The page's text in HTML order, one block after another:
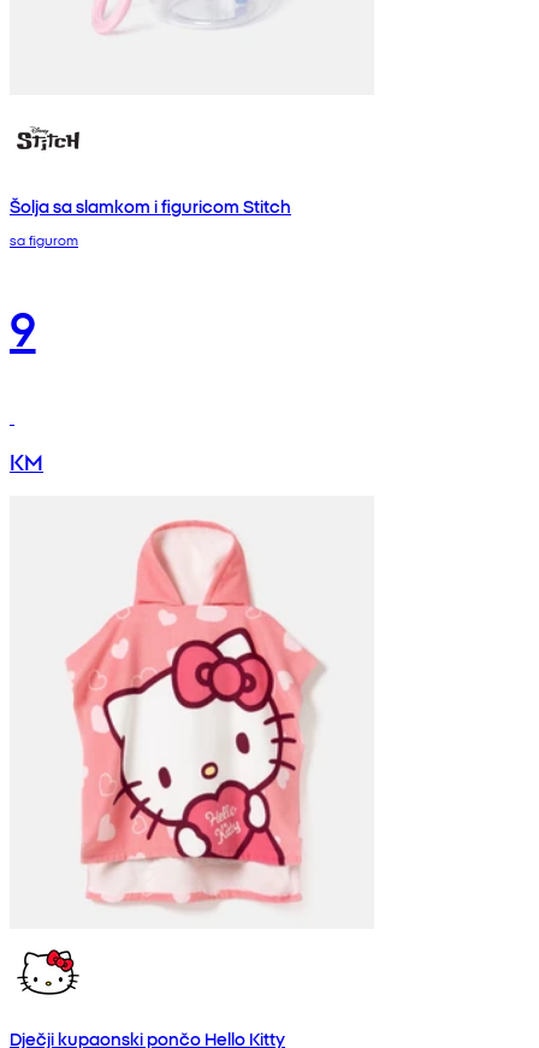
Šolja sa slamkom i figuricom Stitch
sa figurom
9
KM
Dječji kupaonski pončo Hello Kitty